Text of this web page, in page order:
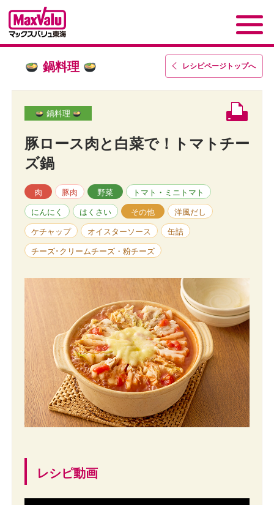
レシピページトップへ
鍋料理
鍋料理
豚ロース肉と白菜で！トマトチー
ズ鍋
肉 豚肉 野菜 トマト・ミニトマト
にんにく はくさい その他 洋風だし
ケチャップ オイスターソース 缶詰
チーズ･クリームチーズ・粉チーズ
レシピ動画